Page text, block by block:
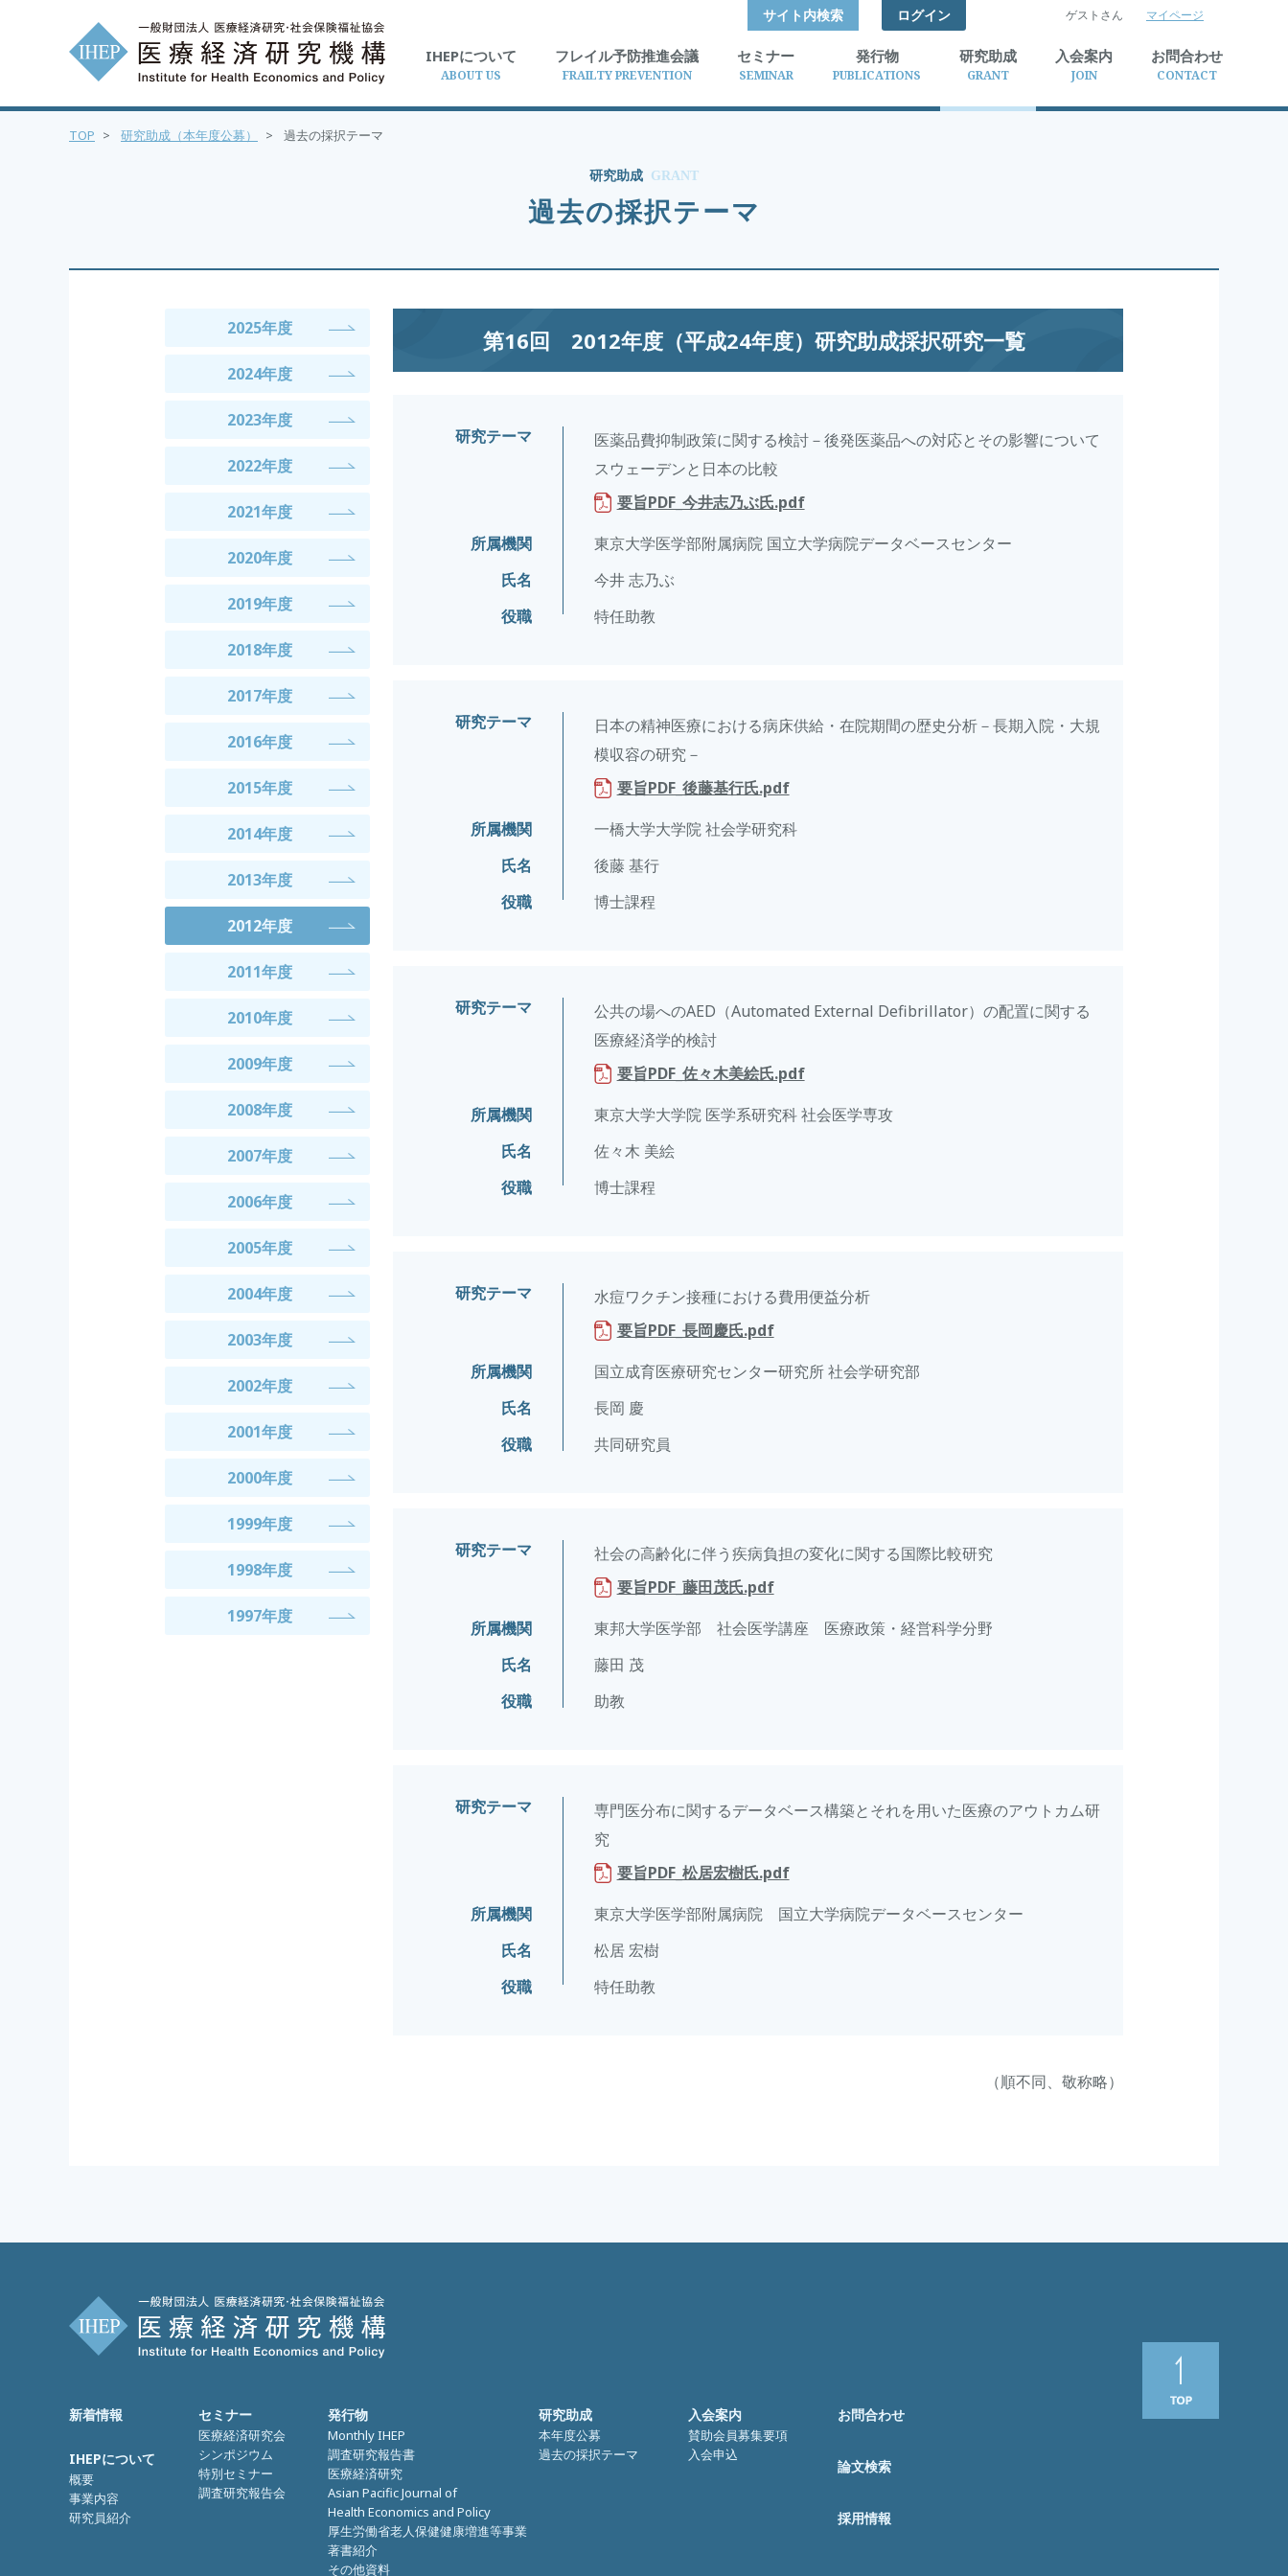
サイト内検索 検索
ログイン ゲストさん マイページ
IHEPについて
ABOUT US
フレイル予防推進会議
FRAILTY PREVENTION
セミナー
SEMINAR
発行物
PUBLICATIONS
研究助成
GRANT
入会案内
JOIN
お問合わせ
CONTACT
研究助成 GRANT
過去の採択テーマ
TOP > 研究助成（本年度公募） > 過去の採択テーマ
2025年度
2024年度
2023年度
2022年度
2021年度
2020年度
2019年度
2018年度
2017年度
2016年度
2015年度
2014年度
2013年度
2012年度
2011年度
2010年度
2009年度
2008年度
2007年度
2006年度
2005年度
2004年度
2003年度
2002年度
2001年度
2000年度
1999年度
1998年度
1997年度
第16回 2012年度（平成24年度）研究助成採択研究一覧
研究テーマ
医薬品費抑制政策に関する検討－後発医薬品への対応とその影響について
スウェーデンと日本の比較
要旨PDF_今井志乃ぶ氏.pdf
所属機関
東京大学医学部附属病院 国立大学病院データベースセンター
氏名
今井 志乃ぶ
役職
特任助教
研究テーマ
日本の精神医療における病床供給・在院期間の歴史分析－長期入院・大規
模収容の研究－
要旨PDF_後藤基行氏.pdf
所属機関
一橋大学大学院 社会学研究科
氏名
後藤 基行
役職
博士課程
研究テーマ
公共の場へのAED（Automated External Defibrillator）の配置に関する
医療経済学的検討
要旨PDF_佐々木美絵氏.pdf
所属機関
東京大学大学院 医学系研究科 社会医学専攻
氏名
佐々木 美絵
役職
博士課程
研究テーマ
水痘ワクチン接種における費用便益分析
要旨PDF_長岡慶氏.pdf
所属機関
国立成育医療研究センター研究所 社会学研究部
氏名
長岡 慶
役職
共同研究員
研究テーマ
社会の高齢化に伴う疾病負担の変化に関する国際比較研究
要旨PDF_藤田茂氏.pdf
所属機関
東邦大学医学部 社会医学講座 医療政策・経営科学分野
氏名
藤田 茂
役職
助教
研究テーマ
専門医分布に関するデータベース構築とそれを用いた医療のアウトカム研
究
要旨PDF_松居宏樹氏.pdf
所属機関
東京大学医学部附属病院 国立大学病院データベースセンター
氏名
松居 宏樹
役職
特任助教
（順不同、敬称略）
新着情報
IHEPについて
概要
事業内容
研究員紹介
セミナー
医療経済研究会
シンポジウム
特別セミナー
調査研究報告会
発行物
Monthly IHEP
調査研究報告書
医療経済研究
Asian Pacific Journal of
Health Economics and Policy
厚生労働省老人保健健康増進等事業
著書紹介
その他資料
研究助成
本年度公募
過去の採択テーマ
入会案内
賛助会員募集要項
入会申込
お問合わせ
論文検索
採用情報